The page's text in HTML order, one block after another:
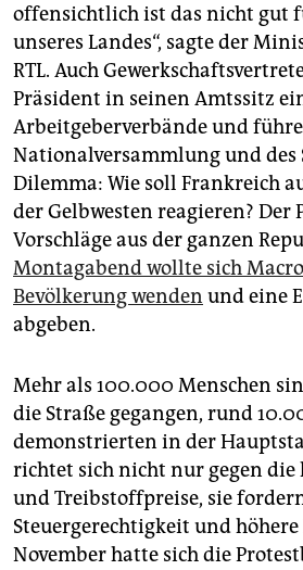
offensichtlich ist das nicht gut
unseres Landes“, sagte der
RTL. Auch
Präsident in seinen Amtssitz
Arbeitgeberverbände und
Nationalversammlung und des
Dilemma: Wie soll Frankreich
der Gelbwesten reagieren? Der
Vorschläge aus der ganzen
Montagabend wollte sich
Bevölkerung wenden und eine
abgeben.
Mehr als 100.000 Menschen
die Straße gegangen, rund
demonstrierten in der
richtet sich nicht nur gegen die
und Treibstoffpreise, sie
Steuergerechtigkeit und
November hatte sich die